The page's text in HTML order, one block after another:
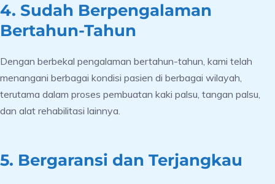
4. Sudah Berpengalaman
Bertahun-Tahun
Dengan berbekal pengalaman bertahun-tahun, kami telah
menangani berbagai kondisi pasien di berbagai wilayah,
terutama dalam proses pembuatan kaki palsu, tangan palsu,
dan alat rehabilitasi lainnya.
5. Bergaransi dan Terjangkau